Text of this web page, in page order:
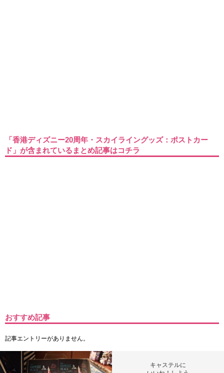
「香港ディズニー20周年・スカイライングッズ：ポストカー
ド」が含まれているまとめ記事はコチラ
おすすめ記事
記事エントリーがありません。
キャステルに